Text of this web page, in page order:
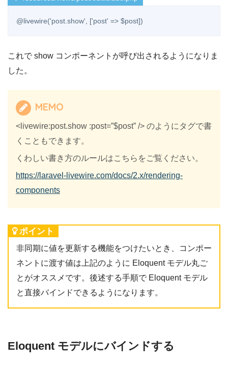
@livewire('post.show', ['post' => $post])
これで show コンポーネントが呼び出されるようになりま
した。
MEMO
<livewire:post.show :post=”$post” /> のようにタグで書
くこともできます。
くわしい書き方のルールはこちらをご覧ください。
https://laravel-livewire.com/docs/2.x/rendering-
components
ポイント
非同期に値を更新する機能をつけたいとき、コンポー
ネントに渡す値は上記のように Eloquent モデル丸ご
とがオススメです。後述する手順で Eloquent モデル
と直接バインドできるようになります。
Eloquent モデルにバインドする